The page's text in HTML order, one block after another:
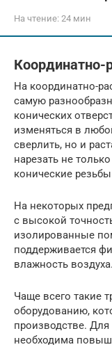
На чтение: 24 мин
Координатно-
На координатно-
самую
конических
изменяться в
сверлить, но и
нарезать не
конические
На некоторых
с высокой
изолированные
поддерживается
влажность воздуха.
Чаще всего такие
оборудованию,
производстве.
необходима